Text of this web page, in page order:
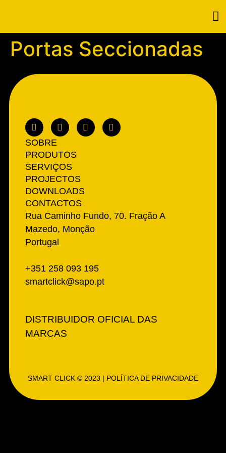
Portas Seccionadas
SOBRE
PRODUTOS
SERVIÇOS
PROJECTOS
DOWNLOADS
CONTACTOS
Rua Caminho Fundo, 70. Fração A
Mazedo, Monção
Portugal
+351 258 093 195
smartclick@sapo.pt
DISTRIBUIDOR OFICIAL DAS
MARCAS
SMART CLICK © 2023 | POLÍTICA DE PRIVACIDADE